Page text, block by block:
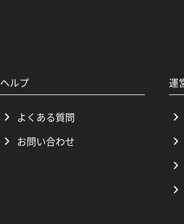
ヘルプ
よくある質問
お問い合わせ
運